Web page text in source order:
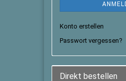
Konto erstellen
Passwort vergessen?
Direkt bestellen